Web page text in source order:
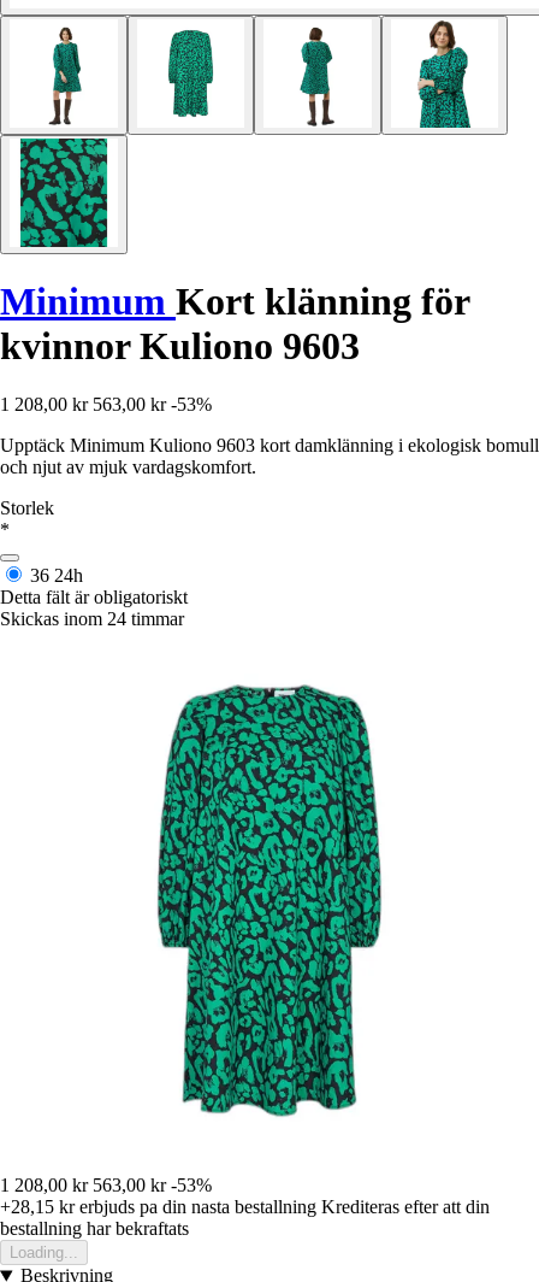
Minimum Kort klänning för
kvinnor Kuliono 9603
1 208,00 kr 563,00 kr -53%
Upptäck Minimum Kuliono 9603 kort damklänning i ekologisk bomull
och njut av mjuk vardagskomfort.
Storlek
*
36 24h
Detta fält är obligatoriskt
Skickas inom 24 timmar
1 208,00 kr 563,00 kr -53%
+28,15 krerbjuds pa din nasta bestallning Krediteras efter att din
bestallning har bekraftats
Loading...
Beskrivning